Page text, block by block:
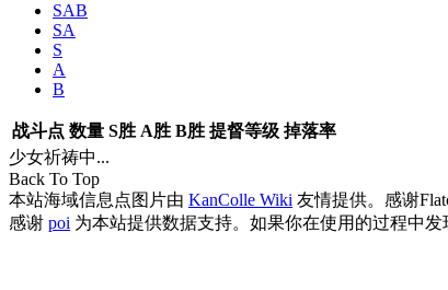
SAB
SA
S
A
B
战斗点 数量 S胜 A胜 B胜 提督等级 掉落率
少女祈祷中...
Back To Top
本站海域信息点图片由 KanColle Wiki 友情提供。感谢
感谢 poi 为本站提供数据支持。如果你在使用的过程中